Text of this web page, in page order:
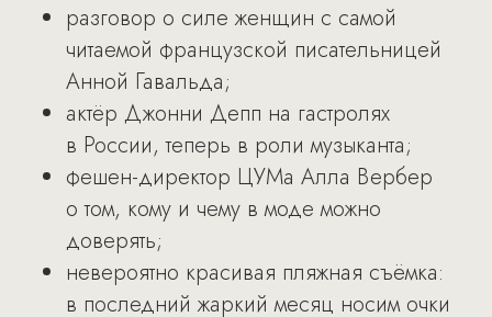
разговор о силе женщин с самой
читаемой французской писательницей
Анной Гавальда;
актёр Джонни Депп на гастролях
в России, теперь в роли музыканта;
фешен-директор ЦУМа Алла Вербер
о том, кому и чему в моде можно
доверять;
невероятно красивая пляжная съёмка:
в последний жаркий месяц носим очки